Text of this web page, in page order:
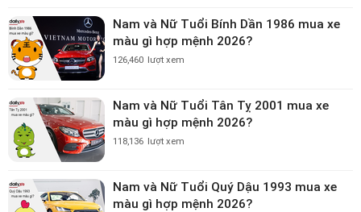
Nam và Nữ Tuổi Bính Dần 1986 mua xe
màu gì hợp mệnh 2026?
126,460 lượt xem
Nam và Nữ Tuổi Tân Tỵ 2001 mua xe
màu gì hợp mệnh 2026?
118,136 lượt xem
Nam và Nữ Tuổi Quý Dậu 1993 mua xe
màu gì hợp mệnh 2026?